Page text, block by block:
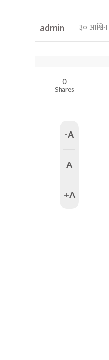
admin ३०
0
Shares
-A
A
+A